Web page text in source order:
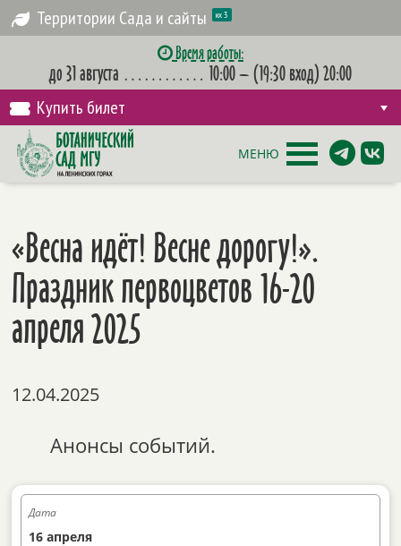
Территории Сада и сайты их 3
Время работы:
до 31 августа ………… 10:00 – (19:30 вход) 20:00
Купить билет
МЕНЮ
«Весна идёт! Весне дорогу!».
Праздник первоцветов 16-20
апреля 2025
12.04.2025
Анонсы событий.
16 апреля